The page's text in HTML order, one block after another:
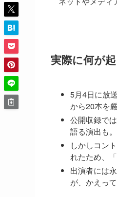
実際に何が
5月4日に放
から20本を
公開収録で
語る演出も。
しかしコン
れたため、
出演者には
が、かえっ